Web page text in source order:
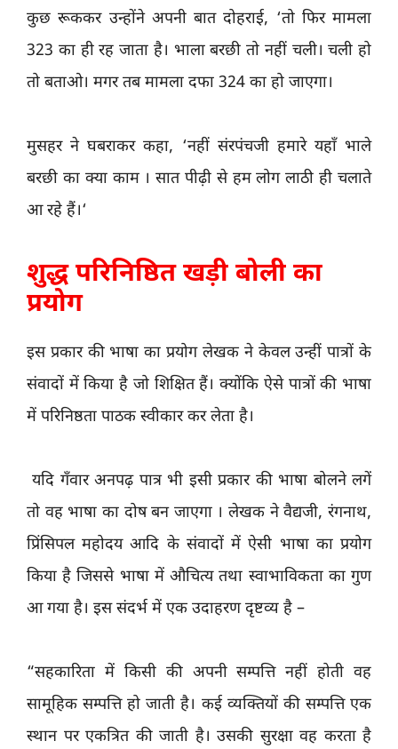
कुछ रूककर उन्होंने अपनी बात दोहराई, ‘तो फिर मामला
323 का ही रह जाता है। भाला बरछी तो नहीं चली। चली हो
तो बताओ। मगर तब मामला दफा 324 का हो जाएगा।
मुसहर ने घबराकर कहा, ‘नहीं संरपंचजी हमारे यहाँ भाले
बरछी का क्या काम । सात पीढ़ी से हम लोग लाठी ही चलाते
आ रहे हैं।‘
शुद्ध परिनिष्ठित खड़ी बोली का
प्रयोग
इस प्रकार की भाषा का प्रयोग लेखक ने केवल उन्हीं पात्रों के
संवादों में किया है जो शिक्षित हैं। क्योंकि ऐसे पात्रों की भाषा
में परिनिष्ठता पाठक स्वीकार कर लेता है।
यदि गँवार अनपढ़ पात्र भी इसी प्रकार की भाषा बोलने लगें
तो वह भाषा का दोष बन जाएगा । लेखक ने वैद्यजी, रंगनाथ,
प्रिंसिपल महोदय आदि के संवादों में ऐसी भाषा का प्रयोग
किया है जिससे भाषा में औचित्य तथा स्वाभाविकता का गुण
आ गया है। इस संदर्भ में एक उदाहरण दृष्टव्य है –
“सहकारिता में किसी की अपनी सम्पत्ति नहीं होती वह
सामूहिक सम्पत्ति हो जाती है। कई व्यक्तियों की सम्पत्ति एक
स्थान पर एकत्रित की जाती है। उसकी सुरक्षा वह करता है